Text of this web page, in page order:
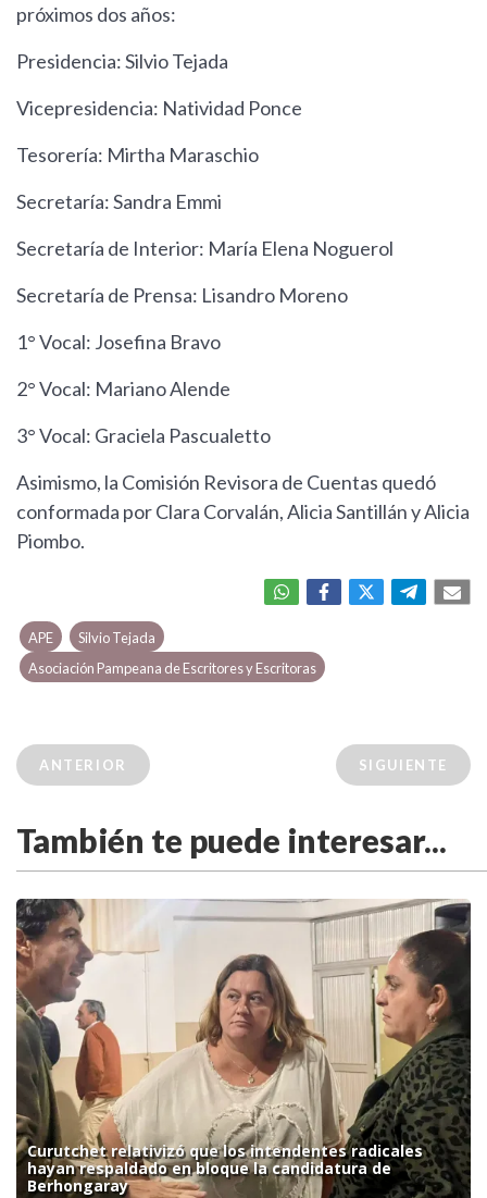
próximos dos años:
Presidencia: Silvio Tejada
Vicepresidencia: Natividad Ponce
Tesorería: Mirtha Maraschio
Secretaría: Sandra Emmi
Secretaría de Interior: María Elena Noguerol
Secretaría de Prensa: Lisandro Moreno
1° Vocal: Josefina Bravo
2° Vocal: Mariano Alende
3° Vocal: Graciela Pascualetto
Asimismo, la Comisión Revisora de Cuentas quedó
conformada por Clara Corvalán, Alicia Santillán y Alicia
Piombo.
APE
Silvio Tejada
Asociación Pampeana de Escritores y Escritoras
ANTERIOR SIGUIENTE
También te puede interesar...
Curutchet relativizó que los intendentes radicales
hayan respaldado en bloque la candidatura de
Berhongaray